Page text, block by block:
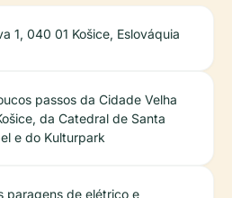
1, 040 01 Košice, Eslováquia
passos da Cidade Velha
da Catedral de Santa
e do Kulturpark
paragens de elétrico e